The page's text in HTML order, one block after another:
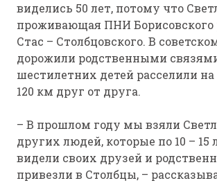
виделись 50 лет, потому что
проживающая ПНИ Борисовского
Стас – Столбцовского. В
дорожили родственными
шестилетних детей расселили на
120 км друг от друга.
– В прошлом году мы взяли
других людей, которые по 10 – 15
видели своих друзей и
привезли в Столбцы, –